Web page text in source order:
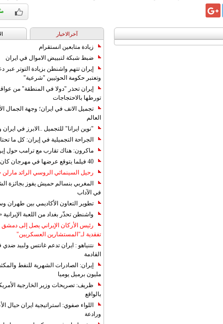
آخرالاخبار
زيادة متابعين انستقرام
ضبط شبكة لتبييض الاموال في ايران
إيران تتهم واشنطن بزيادة التوتر عبر
وتعتبر حكومة الحوثيين "شرعية"
إيران تحذر "دولا في المنطقة" من
تورطها بالاحتجاجات
تجميل الانف في ايران؛ وجهة الجمال
العالم
"نوين ايرانا" للتجميل ..الابرز في
الجراحة التجميلية في إيران: كل ما
ماكرون: هناك تقارب مع ترامب حول
40 فيلما يتوقع عرضها في مهرجان كان 2019
رحيل السينمائي الروسي الرائد
المغربي بنسالم حميش يفوز بجائزة
في الآداب
تطوير التعاون الأكاديمي بين طهران
واشنطن تحذّر بغداد من اللعبة الإيرانية
رئيس الأركان الإيراني يصل إلى دمشق
تفقدية لـ"المستشارين العسكريين"
نتنياهو : ايران تدعم غانتس ولبيد ضدي
القادمة
مليون برميل يوميا
ظريف: تصريحات وزير الخارجية
بالواقع
اللواء صفوي: استراتيجية ايران حيال
ورادعة